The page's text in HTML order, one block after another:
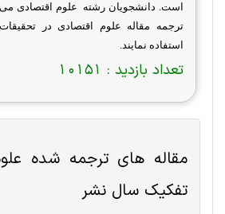
است. دانشجویان رشته علوم اقتصادی می
ترجمه مقاله علوم اقتصادی در
استفاده نمایند.
تعداد بازدید : 10151
مقاله های ترجمه شده
تفکیک سال نشر